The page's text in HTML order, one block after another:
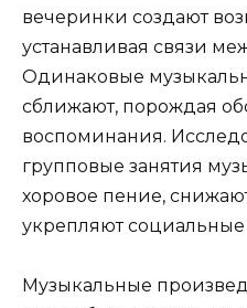
вечеринки создают
устанавливая связи
Одинаковые
сближают, порождая
воспоминания.
групповые занятия
хоровое пение,
укрепляют социальные
Музыкальные